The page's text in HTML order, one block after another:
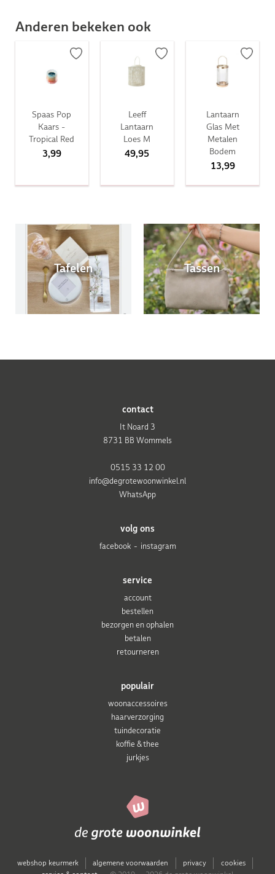
Anderen bekeken ook
Spaas Pop
Kaars -
Tropical Red
3,99
Leeff
Lantaarn
Loes M
49,95
Lantaarn
Glas Met
Metalen
Bodem
13,99
Tafelen Tassen
populair
woonaccessoires
haarverzorging
tuindecoratie
koffie & thee
jurkjes
service
account
bestellen
bezorgen en ophalen
betalen
retourneren
volg ons
facebook
instagram
contact
It Noard 3
8731 BB Wommels
0515 33 12 00
info@degrotewoonwinkel.nl
WhatsApp
webshop keurmerk algemene voorwaarden privacy
cookies